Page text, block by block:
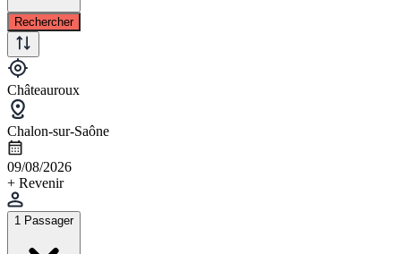
Rechercher
Châteauroux
Chalon-sur-Saône
09/08/2026
+ Revenir
1 Passager